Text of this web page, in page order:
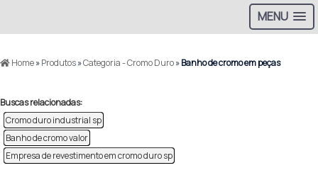
MENU
Home»Produtos»Categoria - Cromo Duro»Banho de cromo em peças
Buscas relacionadas:
Cromo duro industrial sp
Banho de cromo valor
Empresa de revestimento em cromo duro sp